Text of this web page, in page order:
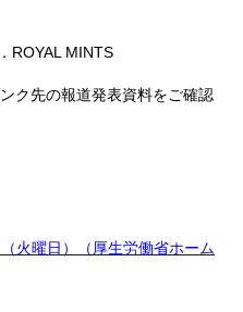
ROYAL MINTS
ク先の報道発表資料をご確認
火曜日）（厚生労働省ホーム